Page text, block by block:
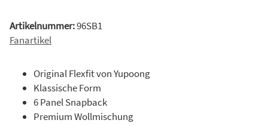
Artikelnummer:96SB1
Fanartikel
Original Flexfit von Yupoong
Klassische Form
6 Panel Snapback
Premium Wollmischung